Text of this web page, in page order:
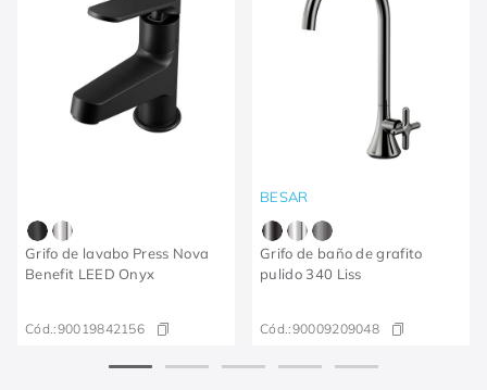
Grifo de lavabo Press Nova
Benefit LEED Onyx
Cód.:90019842156
BESAR
Grifo de baño de grafito
pulido 340 Liss
Cód.:90009209048